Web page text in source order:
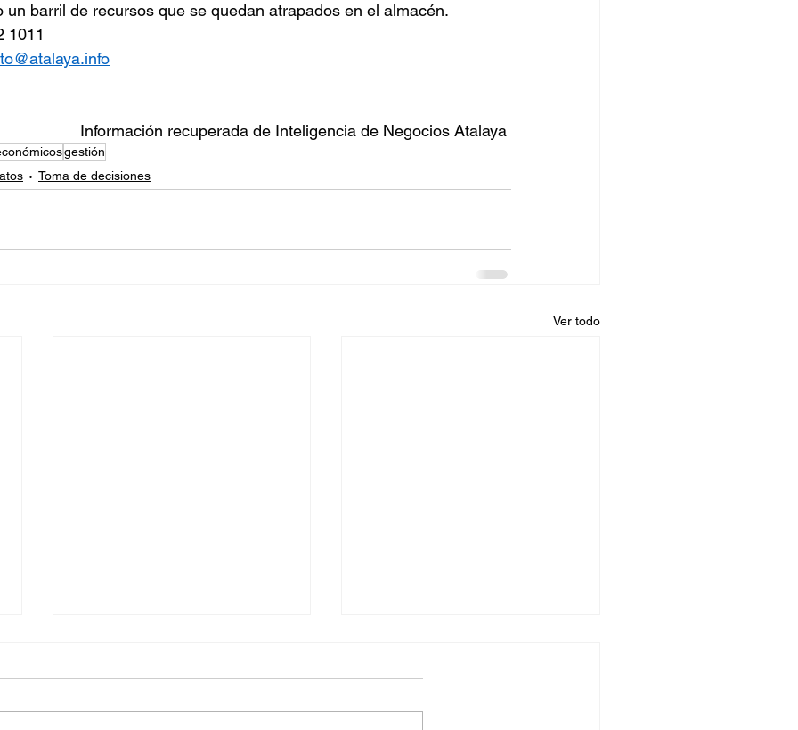
un barril de recursos que se quedan atrapados en el almacén.
1011
Información recuperada de Inteligencia de Negocios Atalaya
gestión
Toma de decisiones
Ver todo